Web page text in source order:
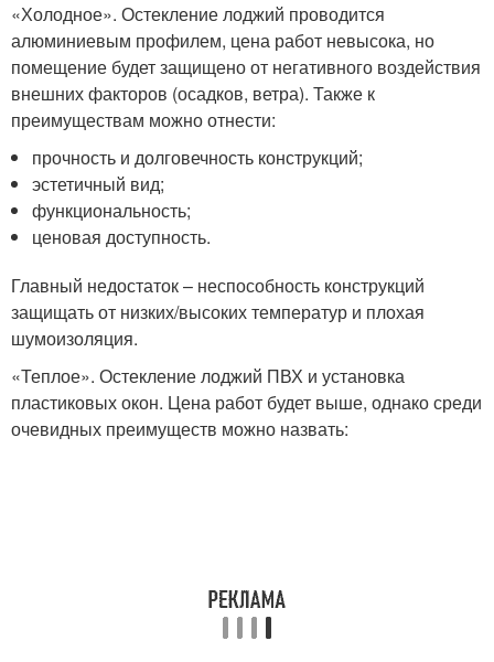
«Холодное». Остекление лоджий проводится
алюминиевым профилем, цена работ невысока, но
помещение будет защищено от негативного воздействия
внешних факторов (осадков, ветра). Также к
преимуществам можно отнести:
прочность и долговечность конструкций;
эстетичный вид;
функциональность;
ценовая доступность.
Главный недостаток – неспособность конструкций
защищать от низких/высоких температур и плохая
шумоизоляция.
«Теплое». Остекление лоджий ПВХ и установка
пластиковых окон. Цена работ будет выше, однако среди
очевидных преимуществ можно назвать: